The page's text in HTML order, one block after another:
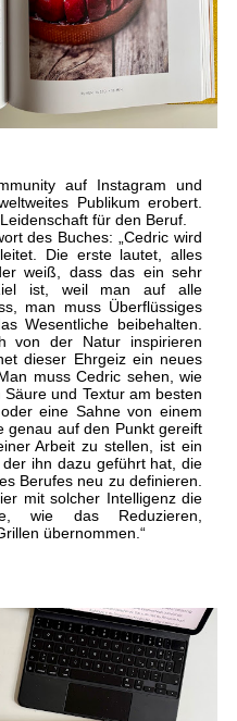
auf Instagram und
Publikum erobert.
für den Beruf.
des Buches: „Cedric wird
Die erste lautet, alles
weiß, dass das ein sehr
ist, weil man auf alle
man muss Überflüssiges
Wesentliche beibehalten.
von der Natur inspirieren
dieser Ehrgeiz ein neues
muss Cedric sehen, wie
und Textur am besten
eine Sahne von einem
genau auf den Punkt gereift
Arbeit zu stellen, ist ein
ihn dazu geführt hat, die
Berufes neu zu definieren.
mit solcher Intelligenz die
wie das Reduzieren,
übernommen.“